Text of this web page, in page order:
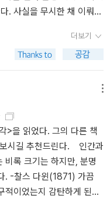
감이 있지만 정말 걸출한
은 몇 권을 더 읽었지만
많이 읽었다는 거에 나름
. 사실을 무시한 채 이뤄지
원숭이> 50주년 기념판이
하던 첨예한 견해 차이는
. '프로이트와 니체, 루소,
레스와 성 바오로와 성 토
는 문제는 많지 않지만,
다.' -p19 여성에 관한 견
된 견해를 보여왔다. 유인
면서 목쉰 웃음소리와 비
분명히 밝히는 효과가 있
, 사교적인 놀이가 싸움처
지가 웃으면서 다른 침팬
더보기
>을 읽었다. 그의 다른 책
시길 추천드린다. 인간과
비록 크기는 하지만, 분명
. -찰스 다윈(1871) 가끔
이었는지 감탄하게 된다.